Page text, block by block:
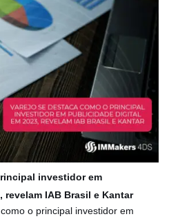
investidor em
IAB Brasil e Kantar
o principal investidor em